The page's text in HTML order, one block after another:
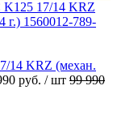
14 KRZ (механ.
руб. / шт 99 990